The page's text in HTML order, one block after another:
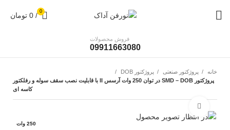
0
/
0 تومان
فروش محصولات
09911663080
خانه پروژکتور صنعتی
پروژکتور DOB
پروژکتور SMD – DOB در توان 250 وات آرسس II با قابلیت نصب سقف سوله و رفلکتور
کاسه ای
250 وات